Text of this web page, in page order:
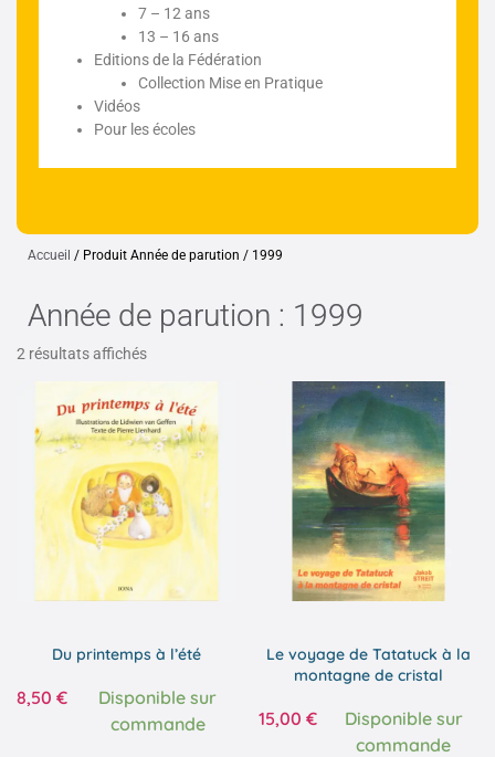
Accueil / Produit Année de parution / 1999
Année de parution : 1999
2 résultats affichés
Du printemps à l’été
8,50 €
Disponible sur
commande
Le voyage de Tatatuck à la
montagne de cristal
15,00 €
Disponible sur
commande
7 – 12 ans
13 – 16 ans
Editions de la Fédération
Collection Mise en Pratique
Vidéos
Pour les écoles